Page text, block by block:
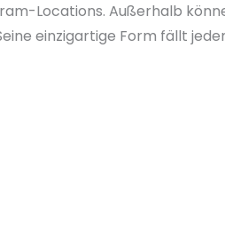
Locations. Außerhalb
einzigartige Form fällt